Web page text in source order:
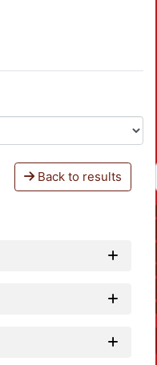
Back to results